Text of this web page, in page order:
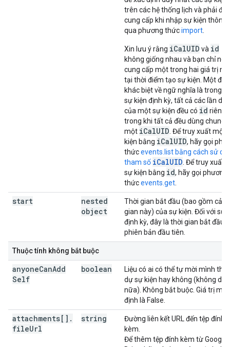
trên các hệ thống lịch và phải
cung cấp khi nhập sự kiện thông
qua phương thứcimport
Xin lưu ý rằng iCalUID và id
không giống nhau và bạn chỉ nên
cung cấp một trong hai giá trị
tại thời điểm tạo sự kiện. Một
khác biệt về ngữ nghĩa là trong
sự kiện định kỳ, tất cả các lần
của một sự kiện đều có id riêng,
trong khi tất cả đều dùng chung
một iCalUID . Để truy xuất một
kiện bằng iCalUID, hãy gọi
thứcevents.list bằng cách sử
tham số iCalUID . Để truy xuất
sự kiện bằng id, hãy gọi phương
thứcevents.get
start
nested
object
Thời gian bắt đầu (bao gồm cả
gian này) của sự kiện. Đối với sự
định kỳ, đây là thời gian bắt đầu
phiên bản đầu tiên.
Thuộc tính không bắt buộc
anyoneCanAdd
Self
boolean
Liệu có ai có thể tự mời mình
dự sự kiện hay không (không
nữa). Không bắt buộc. Giá trị mặc
định là False.
attachments[] .
fileUrl
string
Đường liên kết URL đến tệp đính
kèm.
Để thêm tệp đính kèm từ Google